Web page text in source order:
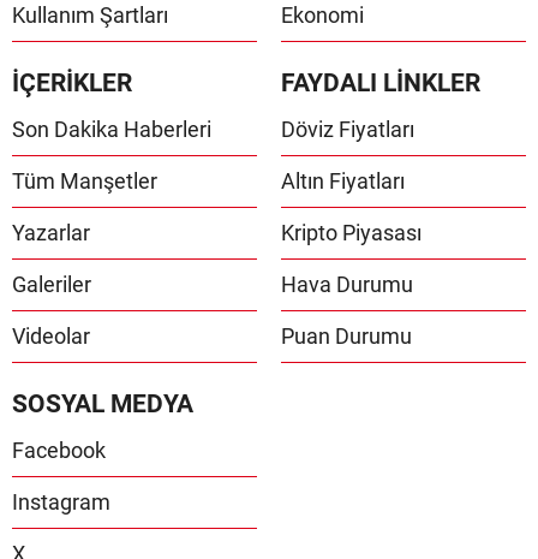
Kullanım Şartları Ekonomi
İÇERİKLER
Son Dakika Haberleri
Tüm Manşetler
Yazarlar
Galeriler
Videolar
FAYDALI LİNKLER
Döviz Fiyatları
Altın Fiyatları
Kripto Piyasası
Hava Durumu
Puan Durumu
SOSYAL MEDYA
Facebook
Instagram
X